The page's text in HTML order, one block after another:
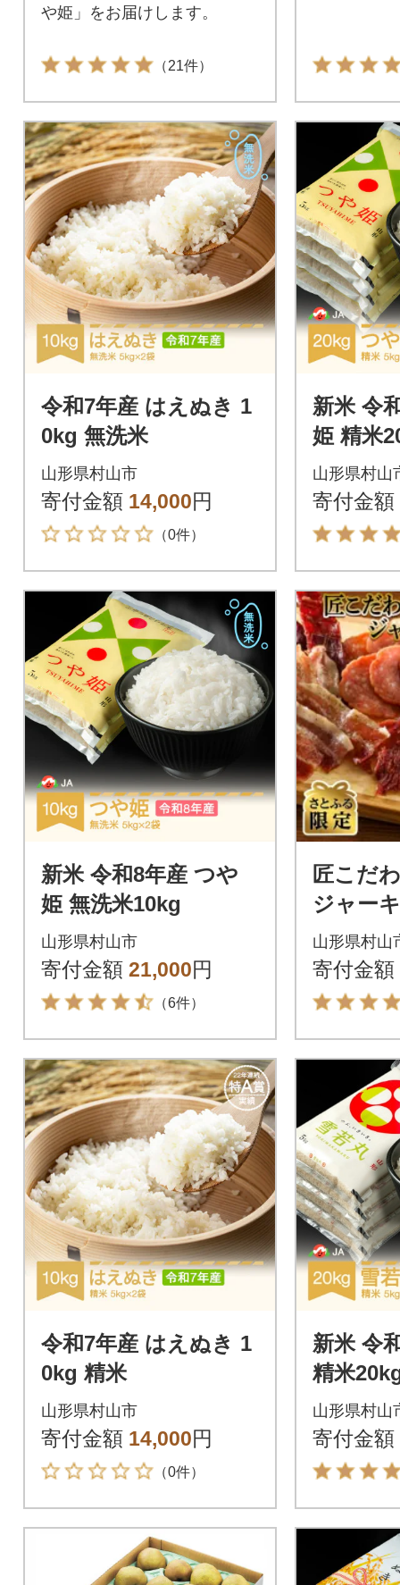
や姫」をお届けします。
（21件）
令和7年産 はえぬき 1
0kg 無洗米
山形県村山市
寄付金額 14,000円
（0件）
新米 令
姫 精米
山形県村山
寄付金額
新米 令和8年産 つや
姫 無洗米10kg
山形県村山市
寄付金額 21,000円
（6件）
匠こだ
ジャー
【さと
山形県村山
寄付金額
令和7年産 はえぬき 1
0kg 精米
山形県村山市
寄付金額 14,000円
（0件）
新米 令
精米
山形県村山
寄付金額